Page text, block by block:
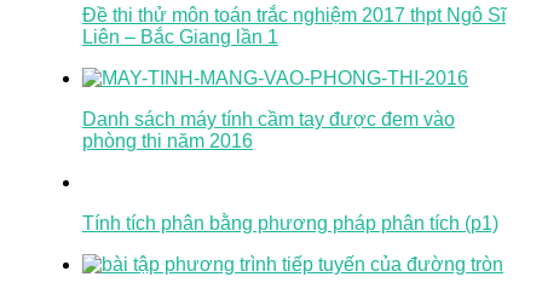
Đề thi thử môn toán trắc nghiệm 2017 thpt Ngô Sĩ
Liên – Bắc Giang lần 1
Danh sách máy tính cầm tay được đem vào
phòng thi năm 2016
Tính tích phân bằng phương pháp phân tích (p1)